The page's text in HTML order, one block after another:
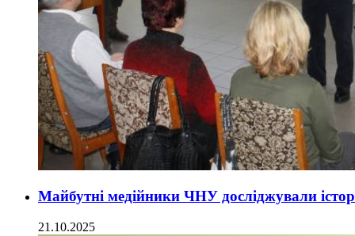
Майбутні медійники ЧНУ досліджували
21.10.2025